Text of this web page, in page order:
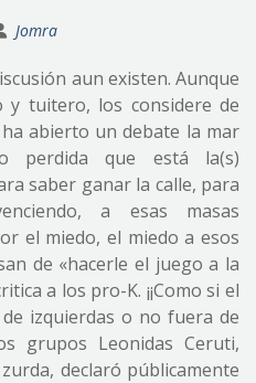
Jomra
aun existen. Aunque
y tuitero, los considere de
abierto un debate la mar
perdida que está la(s)
saber ganar la calle, para
a esas masas
el miedo, el miedo a esos
de «hacerle el juego a la
a los pro-K. ¡¡Como si el
izquierdas o no fuera de
grupos Leonidas Ceruti,
declaró públicamente